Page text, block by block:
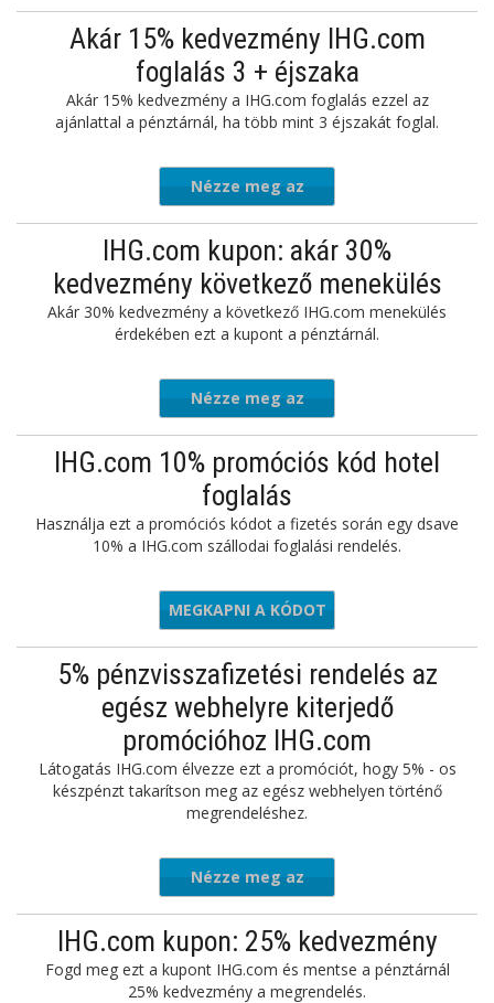
ajánlatot
Akár 15% kedvezmény IHG.com
foglalás 3 + éjszaka
Akár 15% kedvezmény a IHG.com foglalás ezzel az
ajánlattal a pénztárnál, ha több mint 3 éjszakát foglal.
Nézze meg az
ajánlatot
IHG.com kupon: akár 30%
kedvezmény következő menekülés
Akár 30% kedvezmény a következő IHG.com menekülés
érdekében ezt a kupont a pénztárnál.
Nézze meg az
ajánlatot
IHG.com 10% promóciós kód hotel
foglalás
Használja ezt a promóciós kódot a fizetés során egy dsave
10% a IHG.com szállodai foglalási rendelés.
9634975
MEGKAPNI A KÓDOT
5% pénzvisszafizetési rendelés az
egész webhelyre kiterjedő
promócióhoz IHG.com
Látogatás IHG.com élvezze ezt a promóciót, hogy 5% - os
készpénzt takarítson meg az egész webhelyen történő
megrendeléshez.
Nézze meg az
ajánlatot
IHG.com kupon: 25% kedvezmény
Fogd meg ezt a kupont IHG.com és mentse a pénztárnál
25% kedvezmény a megrendelés.